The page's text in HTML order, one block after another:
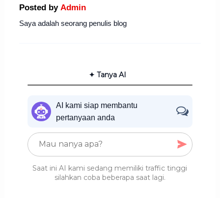
Posted by Admin
Saya adalah seorang penulis blog
✦ Tanya AI
AI kami siap membantu
pertanyaan anda
Saat ini AI kami sedang memiliki traffic tinggi
silahkan coba beberapa saat lagi.